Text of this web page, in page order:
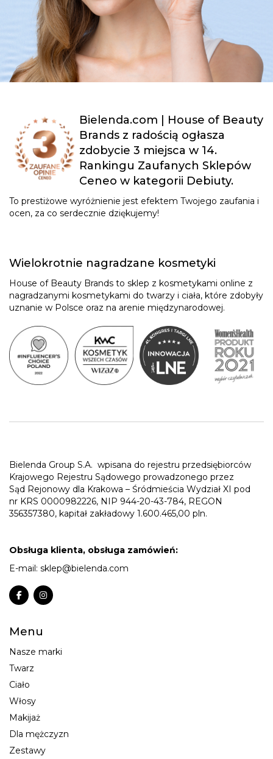
Bielenda.com | House of Beauty
Brands z radością ogłasza
zdobycie 3 miejsca w 14.
Rankingu Zaufanych Sklepów
Ceneo w kategorii Debiuty.
To prestiżowe wyróżnienie jest efektem Twojego zaufania i
ocen, za co serdecznie dziękujemy!
Wielokrotnie nagradzane kosmetyki
House of Beauty Brands to sklep z kosmetykami online z
nagradzanymi kosmetykami do twarzy i ciała, które zdobyły
uznanie w Polsce oraz na arenie międzynarodowej.
Bielenda Group S.A. wpisana do rejestru przedsiębiorców
Krajowego Rejestru Sądowego prowadzonego przez
Sąd Rejonowy dla Krakowa – Śródmieścia Wydział XI pod
nr KRS 0000982226, NIP 944-20-43-784, REGON
356357380, kapitał zakładowy 1.600.465,00 pln.
Obsługa klienta, obsługa zamówień:
E-mail: sklep@bielenda.com
Menu
Nasze marki
Twarz
Ciało
Włosy
Makijaż
Dla mężczyzn
Zestawy